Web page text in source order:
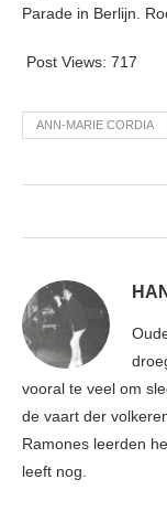
Parade in Berlijn.
Post Views: 717
ANN-MARIE CORDIA
vooral te veel om
de vaart der
Ramones leerden
leeft nog.